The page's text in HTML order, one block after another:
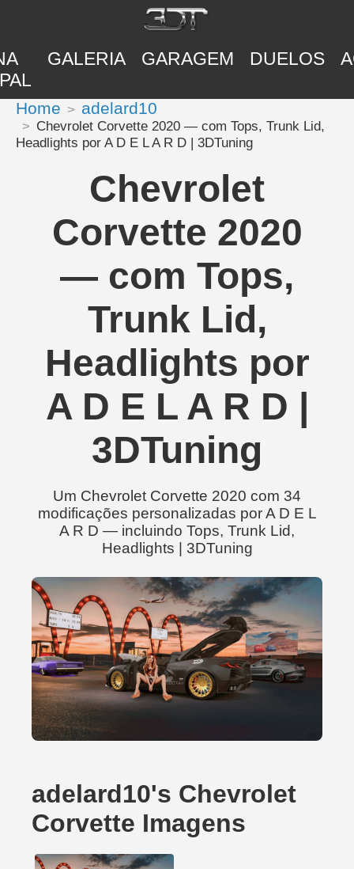
GALERIA GARAGEM DUELOS
Home adelard10
Chevrolet Corvette 2020 — com Tops, Trunk Lid,
Headlights por A D E L A R D | 3DTuning
Chevrolet
Corvette 2020
— com Tops,
Trunk Lid,
Headlights por
A D E L A R D |
3DTuning
Um Chevrolet Corvette 2020 com 34
modificações personalizadas por A D E L
A R D — incluindo Tops, Trunk Lid,
Headlights | 3DTuning
adelard10's Chevrolet
Corvette Imagens